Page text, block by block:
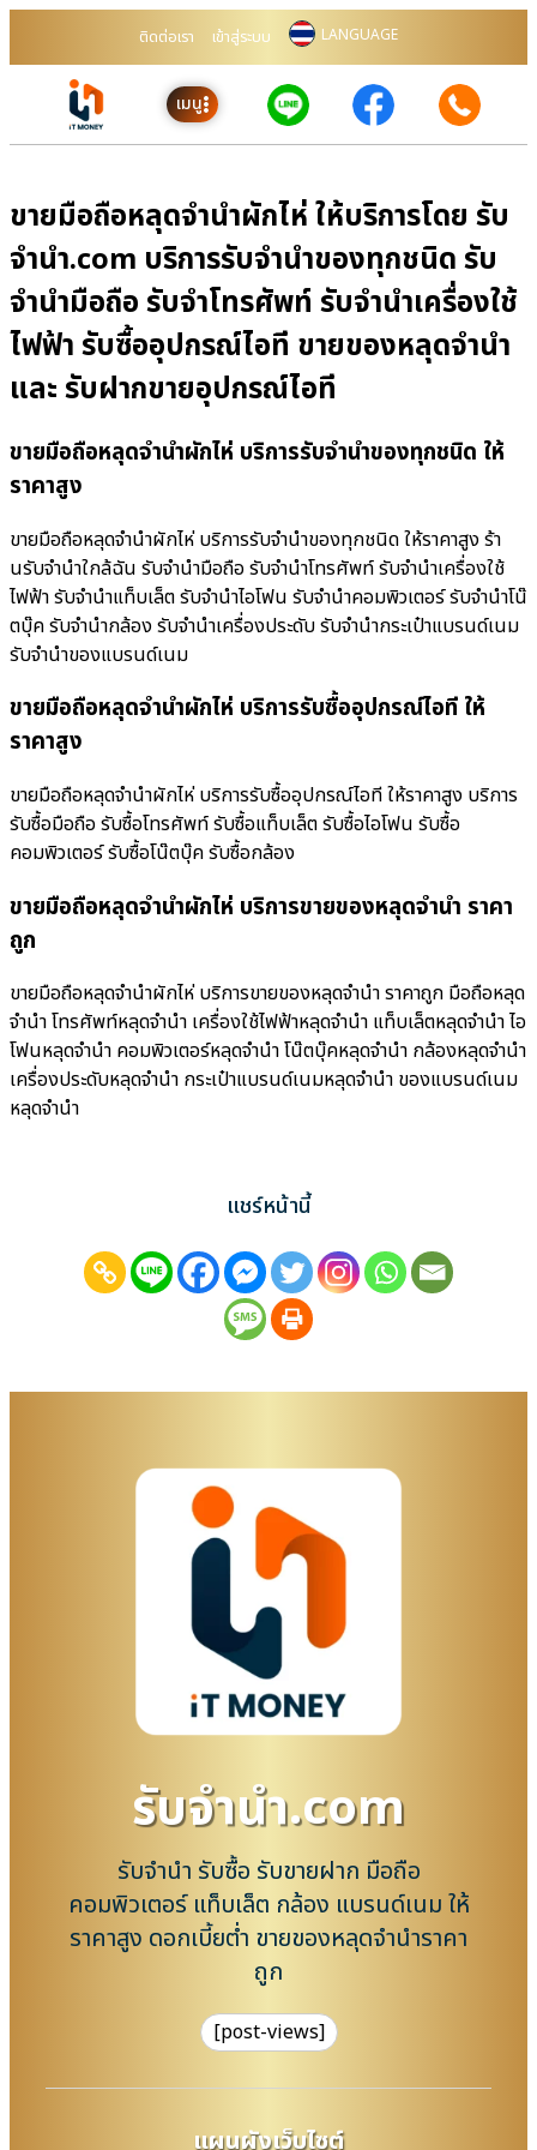
ติดต่อเรา เข้าสู่ระบบ LANGUAGE
เมนู
ขายมือถือหลุดจำนำผักไห่ ให้บริการโดย รับ
จํานํา.com บริการรับจำนำของทุกชนิด รับ
จำนำมือถือ รับจำโทรศัพท์ รับจำนำเครื่องใช้
ไฟฟ้า รับซื้ออุปกรณ์ไอที ขายของหลุดจำนำ
และ รับฝากขายอุปกรณ์ไอที
ขายมือถือหลุดจำนำผักไห่ บริการรับจำนำของทุกชนิด ให้
ราคาสูง
ขายมือถือหลุดจำนำผักไห่ บริการรับจำนำของทุกชนิด ให้ราคาสูง ร้า
นรับจํานําใกล้ฉัน รับจำนำมือถือ รับจำนำโทรศัพท์ รับจำนำเครื่องใช้
ไฟฟ้า รับจำนำแท็บเล็ต รับจำนำไอโฟน รับจำนำคอมพิวเตอร์ รับจำนำโน๊
ตบุ๊ค รับจำนำกล้อง รับจำนำเครื่องประดับ รับจำนำกระเป๋าแบรนด์เนม
รับจำนำของแบรนด์เนม
ขายมือถือหลุดจำนำผักไห่ บริการรับซื้ออุปกรณ์ไอที ให้
ราคาสูง
ขายมือถือหลุดจำนำผักไห่ บริการรับซื้ออุปกรณ์ไอที ให้ราคาสูง บริการ
รับซื้อมือถือ รับซื้อโทรศัพท์ รับซื้อแท็บเล็ต รับซื้อไอโฟน รับซื้อ
คอมพิวเตอร์ รับซื้อโน๊ตบุ๊ค รับซื้อกล้อง
ขายมือถือหลุดจำนำผักไห่ บริการขายของหลุดจำนำ ราคา
ถูก
ขายมือถือหลุดจำนำผักไห่ บริการขายของหลุดจำนำ ราคาถูก มือถือหลุด
จำนำ โทรศัพท์หลุดจำนำ เครื่องใช้ไฟฟ้าหลุดจำนำ แท็บเล็ตหลุดจำนำ ไอ
โฟนหลุดจำนำ คอมพิวเตอร์หลุดจำนำ โน๊ตบุ๊คหลุดจำนำ กล้องหลุดจำนำ
เครื่องประดับหลุดจำนำ กระเป๋าแบรนด์เนมหลุดจำนำ ของแบรนด์เนม
หลุดจำนำ
แชร์หน้านี้
รับจํานํา.com
รับจำนำ รับซื้อ รับขายฝาก มือถือ
คอมพิวเตอร์ แท็บเล็ต กล้อง แบรนด์เนม ให้
ราคาสูง ดอกเบี้ยต่ำ ขายของหลุดจำนำราคา
ถูก
[post-views]
แผนผังเว็บไซต์